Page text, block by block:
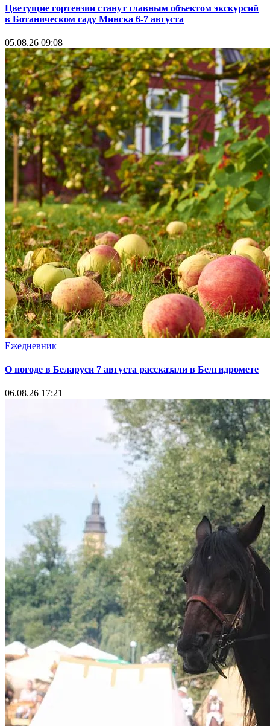
Цветущие гортензии станут главным объектом экскурсий
в Ботаническом саду Минска 6-7 августа
05.08.26 09:08
Ежедневник
О погоде в Беларуси 7 августа рассказали в Белгидромете
06.08.26 17:21